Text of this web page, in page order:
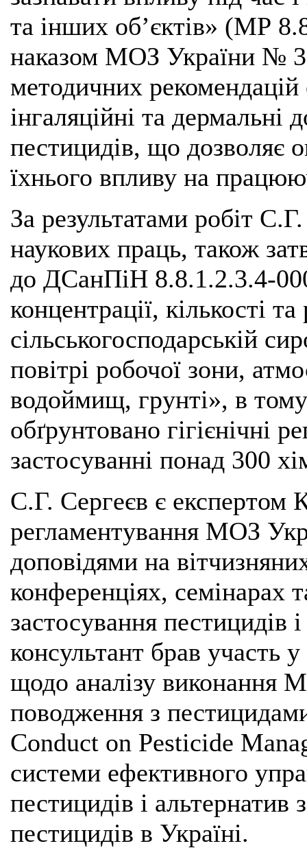
та інших об’єктів» (МР
наказом МОЗ України №
методичних рекомендацій
інгаляційні та
пестицидів, що дозволяє
їхнього впливу на
За результатами робіт
наукових праць, також
до ДСанПіН 8.8.1.2.3.4-
концентрації, кількості
сільськогосподарській
повітрі робочої зони,
водоймищ, грунті», в тому
обґрунтовано гігієнічні
застосуванні понад 300
С.Г. Сергеєв є експертом
регламентування МОЗ
доповідями на
конференціях, семінарах
застосування пестицидів
консультант брав
щодо аналізу виконання
поводження з
Conduct on Pesticide
системи ефективного
пестицидів і альтернатив
пестицидів в Україні.